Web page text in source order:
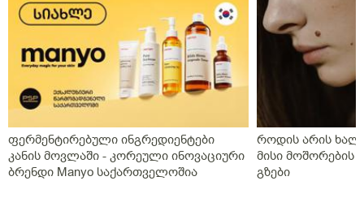
დაგლოცოთ!
ფერმენტირებული ინგრედიენტები
კანის მოვლაში - კორეული ინოვაციური
ბრენდი Manyo საქართველოშია
როდის არის
მისი მოშორების
გზები